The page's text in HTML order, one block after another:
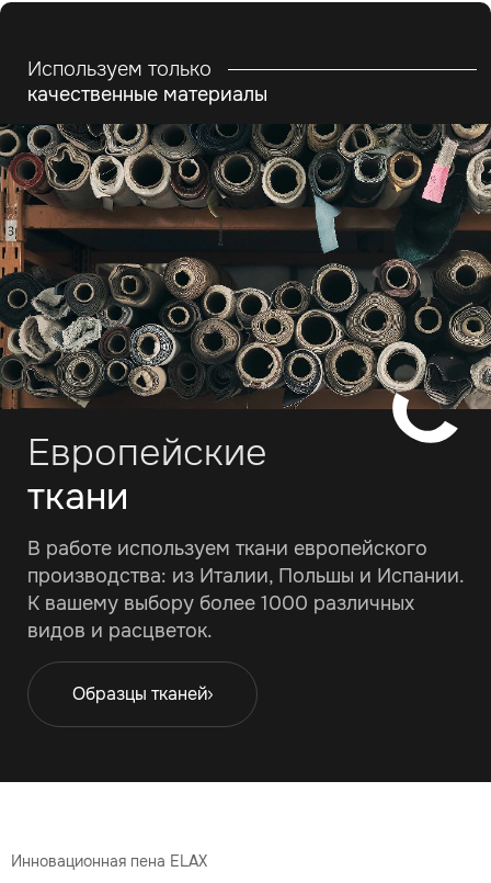
Используем только
качественные материалы
Европейские
ткани
В работе используем ткани европейского
производства: из Италии, Польшы и Испании.
К вашему выбору более 1000 различных
видов и расцветок.
Образцы тканей
Инновационная пена ELAX